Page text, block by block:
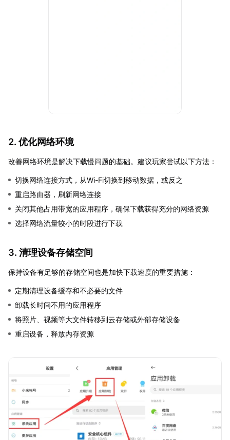
2. 优化网络环境
改善网络环境是解决下载慢问题的基础。建议玩家尝试以下方法：
切换网络连接方式，从Wi-Fi切换到移动数据，或反之
重启路由器，刷新网络连接
关闭其他占用带宽的应用程序，确保下载获得充分的网络资源
选择网络流量较小的时段进行下载
3. 清理设备存储空间
保持设备有足够的存储空间也是加快下载速度的重要措施：
定期清理设备缓存和不必要的文件
卸载长时间不用的应用程序
将照片、视频等大文件转移到云存储或外部存储设备
重启设备，释放内存资源